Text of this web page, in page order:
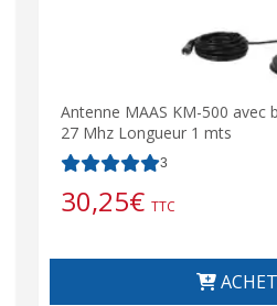
Antenne MAAS KM-500 avec
27 Mhz Longueur 1 mts
3
30,25€ TTC